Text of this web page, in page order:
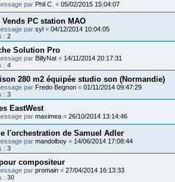
par Phil C. « 05/02/2015 15:04:07
Vends PC station MAO
par syl « 04/12/2014 10:04:05
: 2
Solution Pro
par BillyNat « 14/11/2014 20:17:31
: 4
280 m2 équipée studio son (Normandie)
par Fredo Begnon « 01/11/2014 09:47:29
: 3
EastWest
par maximea « 26/10/2014 13:14:46
l'orchestration de Samuel Adler
par mandolboy « 14/06/2014 17:08:44
: 3
compositeur
par promain « 27/04/2014 16:13:33
: 30